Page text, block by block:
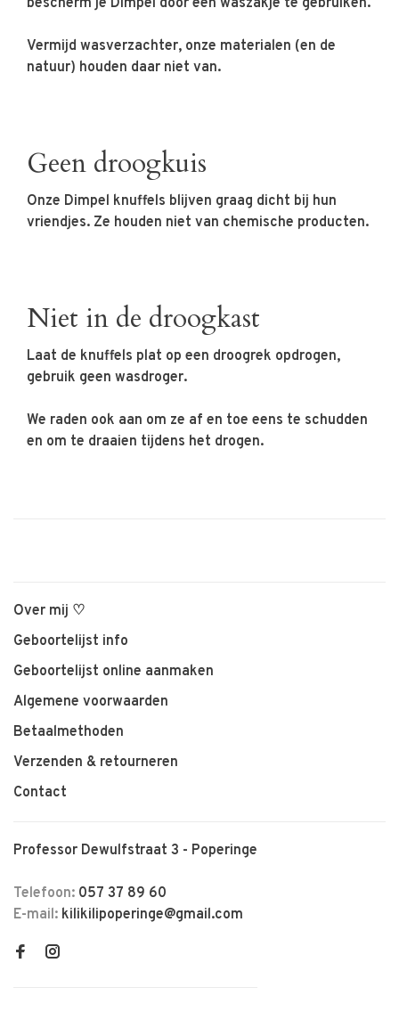
bescherm je Dimpel door een waszakje te gebruiken.
Vermijd wasverzachter, onze materialen (en de
natuur) houden daar niet van.
Geen droogkuis
Onze Dimpel knuffels blijven graag dicht bij hun
vriendjes. Ze houden niet van chemische producten.
Niet in de droogkast
Laat de knuffels plat op een droogrek opdrogen,
gebruik geen wasdroger.
We raden ook aan om ze af en toe eens te schudden
en om te draaien tijdens het drogen.
Over mij ♡
Geboortelijst info
Geboortelijst online aanmaken
Algemene voorwaarden
Betaalmethoden
Verzenden & retourneren
Contact
Professor Dewulfstraat 3 - Poperinge
Telefoon: 057 37 89 60
E-mail: kilikilipoperinge@gmail.com